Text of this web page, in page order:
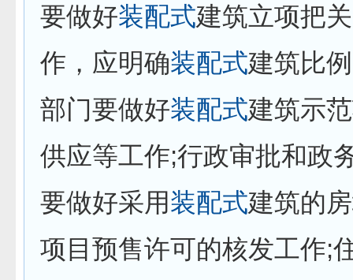
要做好装配式建筑立项把
作，应明确装配式建筑比
部门要做好装配式建筑示
供应等工作;行政审批和政
要做好采用装配式建筑的
项目预售许可的核发工作;